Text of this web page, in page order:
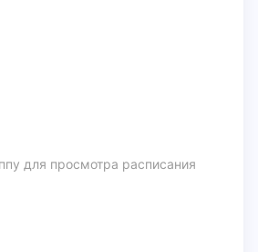
для просмотра расписания